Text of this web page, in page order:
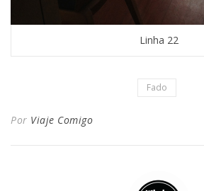
Linha 22
Fado
Por Viaje Comigo